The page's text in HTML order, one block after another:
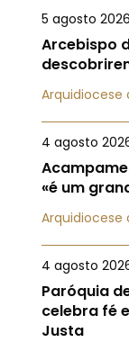
5 agosto 2026
Arcebispo
Arquidiocese
4 agosto
«é um
Arquidiocese
4 agosto
Paróquia
celebra fé
Justa